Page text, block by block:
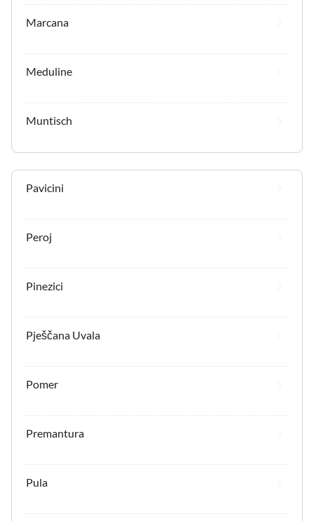
Marcana
Meduline
Muntisch
Pavicini
Peroj
Pinezici
Pješčana Uvala
Pomer
Premantura
Pula